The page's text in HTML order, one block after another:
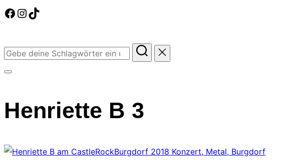
Facebook
Instagram
TikTok
Suchen
Navigation
umschalten
Henriette B 3